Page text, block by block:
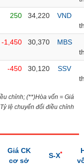
250 34,220
VND
-1,450 30,370
MBS
-450 30,120
SSV
chỉnh; (**)Hòa vốn = Giá
lệ chuyển đổi điều chỉnh
Giá CK
cơ sở
S-X*